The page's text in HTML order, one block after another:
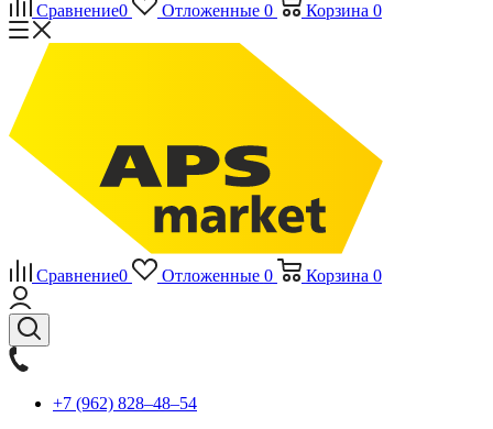
Сравнение0 Отложенные 0 Корзина 0
Сравнение0 Отложенные 0 Корзина 0
+7 (962) 828‒48‒54